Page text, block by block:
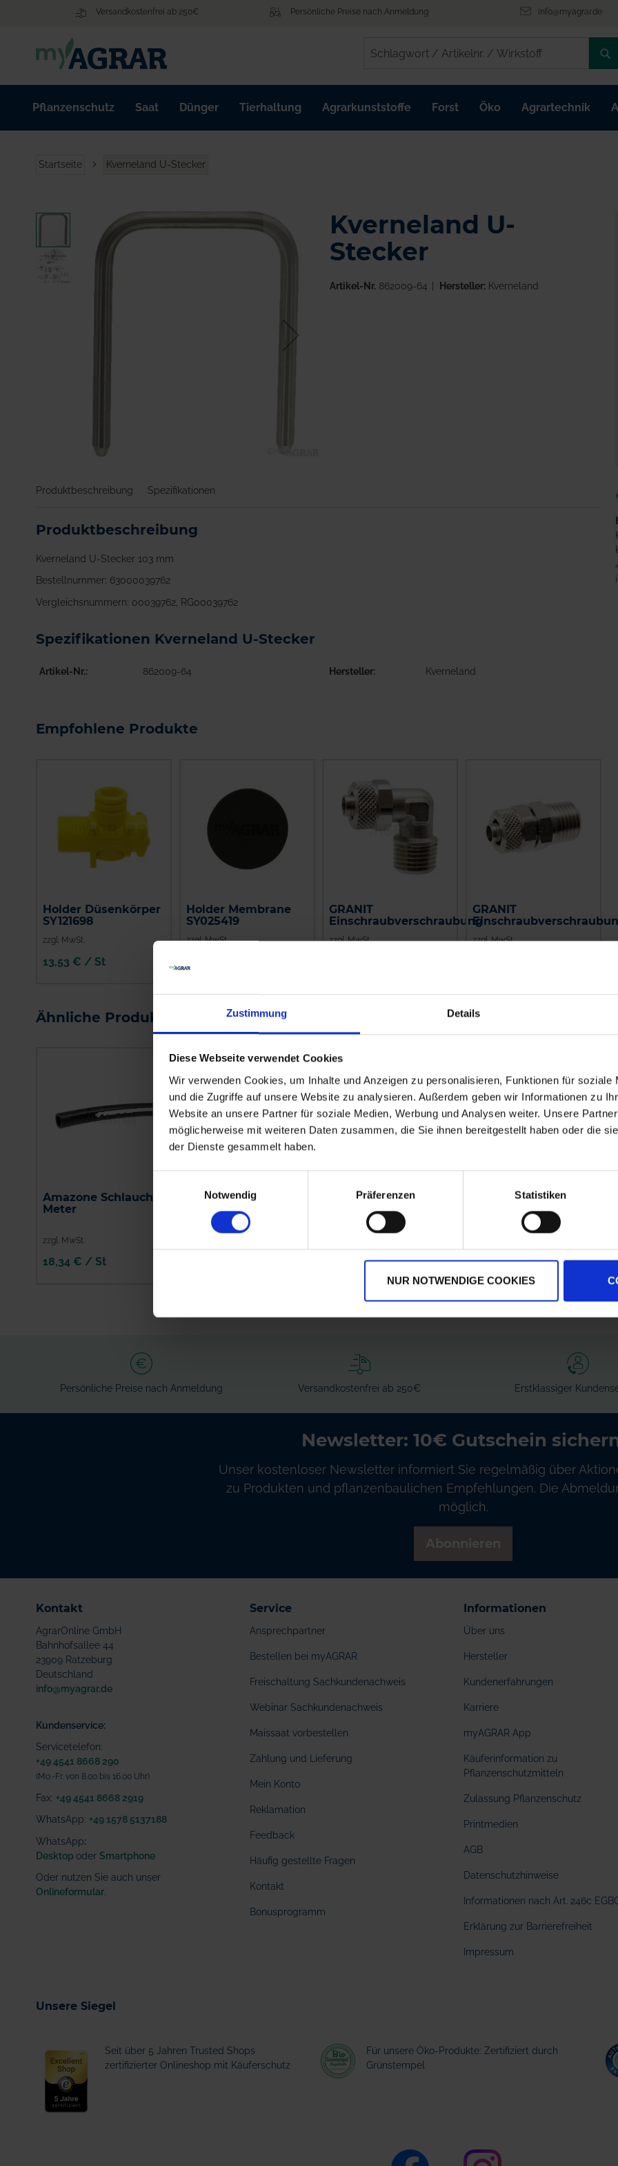
Zustimmung Details
Diese Webseite verwendet Cookies
Wir verwenden Cookies, um Inhalte und Anzeigen zu personalisieren, Funktionen für soziale
und die Zugriffe auf unsere Website zu analysieren. Außerdem geben wir Informationen zu
Website an unsere Partner für soziale Medien, Werbung und Analysen weiter. Unsere
möglicherweise mit weiteren Daten zusammen, die Sie ihnen bereitgestellt haben oder die
der Dienste gesammelt haben.
Notwendig
Präferenzen Statistiken
NUR NOTWENDIGE COOKIES
Versandkostenfrei ab 250€ Persönliche Preise nach Anmeldung info@myagrar.de
/
/
Pflanzenschutz Saat Dünger Tierhaltung Agrarkunststoffe Forst Öko Agrartechnik
Startseite Kverneland U-Stecker
Zum
der
Bildgalerie
springen
der
springen
Kverneland U-
Stecker
Artikel-Nr. 862009-64 Hersteller:Kverneland
Produktbeschreibung Spezifikationen
Produktbeschreibung
Kverneland U-Stecker 103 mm
Bestellnummer: 63000039762
Vergleichsnummern: 00039762, RG00039762
Spezifikationen Kverneland U-Stecker
Artikel-Nr. 862009-64 Hersteller Kverneland
Empfohlene Produkte
Holder Düsenkörper
SY121698
zzgl. MwSt.
13,53 € / St
Holder Membrane
SY025419
zzgl. MwSt.
GRANIT
Einschraubverschraubung
zzgl. MwSt.
GRANIT
zzgl. MwSt.
Ähnliche Produkte
Amazone Schlauch, 1
Meter
zzgl. MwSt.
18,34 € / St
Amazone
Alternativhahn
7206300
Kverneland
Filterhahn kpl.
384,94 € / St
IN DEN
WARENKORB
GRANIT
Spritzenschlauch
Innen-Ø 8 mm
4,51 € / St
IN DEN
WARENKORB
Persönliche Preise nach Anmeldung Versandkostenfrei ab 250€ Erstklassiger
Newsletter: 10€ Gutschein
Unser kostenloser Newsletter informiert Sie regelmäßig über
zu Produkten und pflanzenbaulichen Empfehlungen. Die
möglich.
Kontakt
AgrarOnline GmbH
Bahnhofsallee 44
23909 Ratzeburg
Deutschland
info@myagrar.de
Kundenservice:
Servicetelefon:
+49 4541 8668 290
(Mo.-Fr. von 8.00 bis 16.00 Uhr)
Fax: +49 4541 8668 2919
WhatsApp: +49 1578 5137188
WhatsApp:
Desktop oder Smartphone
Oder nutzen Sie auch unser
Onlineformular
Service
Ansprechpartner
Bestellen bei myAGRAR
Freischaltung Sachkundenachweis
Webinar Sachkundenachweis
Maissaat vorbestellen
Zahlung und Lieferung
Mein Konto
Reklamation
Feedback
Häufig gestellte Fragen
Kontakt
Bonusprogramm
Informationen
Über uns
Hersteller
Kundenerfahrungen
Karriere
myAGRAR App
Käuferinformation zu
Pflanzenschutzmitteln
Zulassung Pflanzenschutz
Printmedien
AGB
Datenschutzhinweise
Informationen nach Art. 246c
Erklärung zur Barrierefreiheit
Impressum
Unsere Siegel
Seit über 5 Jahren Trusted Shops
zertifizierter Onlineshop mit Käuferschutz
Für unsere Öko-Produkte: Zertifiziert durch
Grünstempel